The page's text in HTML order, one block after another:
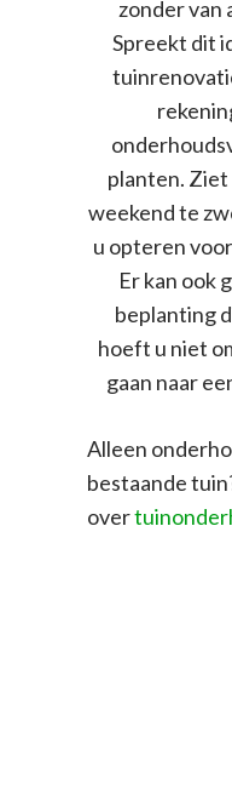
zonder van
Spreekt dit
planten.
weekend te
u opteren
Er kan ook
beplanting
hoeft u niet
gaan naar
Alleen
bestaande
over